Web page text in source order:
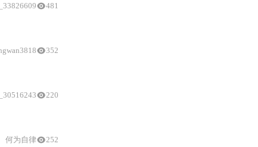
481
352
220
何为自律 252